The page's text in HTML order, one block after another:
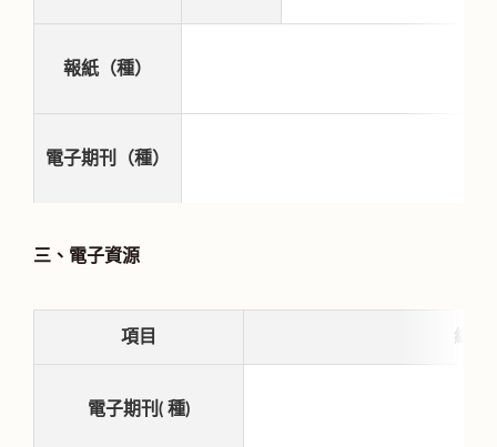
報紙（種）
電子期刊（種）
三、電子資源
項目
電子期刊( 種)